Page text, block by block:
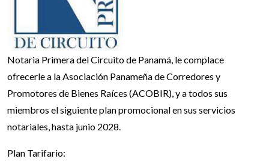
Notaria Primera del Circuito de Panamá, le complace
ofrecerle a la Asociación Panameña de Corredores y
Promotores de Bienes Raíces (ACOBIR), y a todos sus
miembros el siguiente plan promocional en sus servicios
notariales, hasta junio 2028.
Plan Tarifario: